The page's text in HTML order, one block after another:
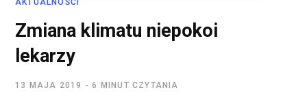
AKTUALNOŚCI
Zmiana klimatu niepokoi
lekarzy
13 MAJA 2019 6 MINUT CZYTANIA